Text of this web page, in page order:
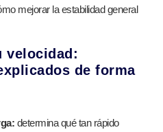
mejorar la estabilidad general
velocidad:
de forma
determina qué tan rápido